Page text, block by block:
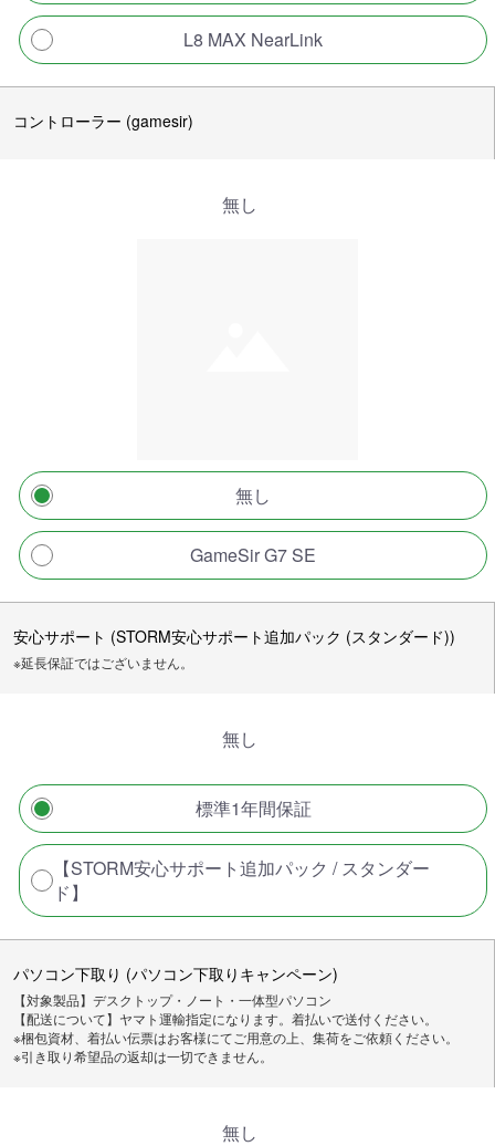
L8 MAX NearLink
コントローラー (gamesir)
無し
無し
GameSir G7 SE
安心サポート (STORM安心サポート追加パック (スタンダード))
※延長保証ではございません。
無し
標準1年間保証
【STORM安心サポート追加パック / スタンダー
ド】
パソコン下取り (パソコン下取りキャンペーン)
【対象製品】デスクトップ・ノート・一体型パソコン
【配送について】ヤマト運輸指定になります。着払いで送付ください。
※梱包資材、着払い伝票はお客様にてご用意の上、集荷をご依頼ください。
※引き取り希望品の返却は一切できません。
無し